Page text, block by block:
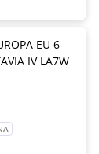
EU 6-
IV LA7W